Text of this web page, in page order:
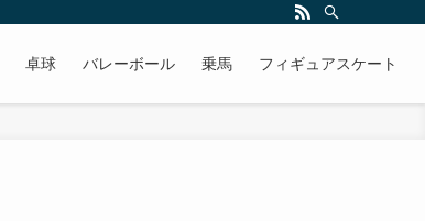
卓球 バレーボール 乗馬 フィギュアスケート